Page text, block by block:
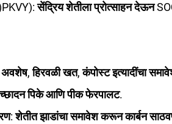
: सेंद्रिय शेतीला प्रोत्साहन देऊन
अवशेष, हिरवळी खत, कंपोस्ट इत्यादींचा
पिके आणि पीक फेरपालट.
: शेतीत झाडांचा समावेश करून कार्बन